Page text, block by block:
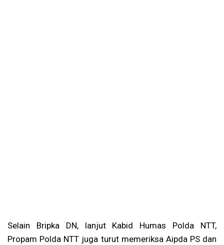
Selain Bripka DN, lanjut Kabid Humas Polda NTT,
Propam Polda NTT juga turut memeriksa Aipda PS dan